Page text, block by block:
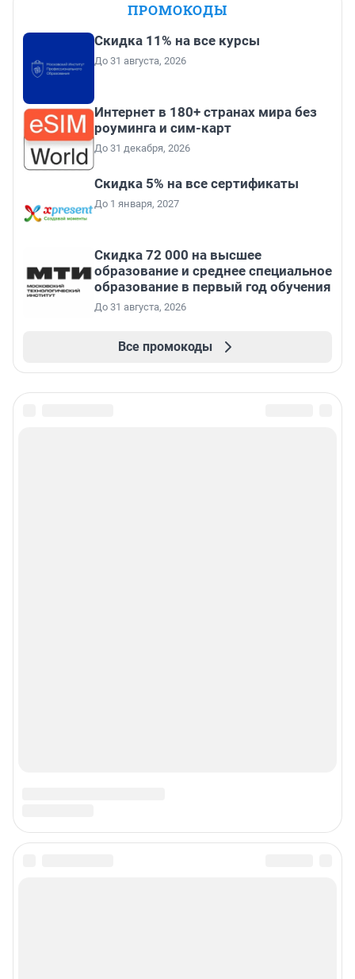
ПРОМОКОДЫ
Скидка 11% на все курсы
До 31 августа, 2026
Интернет в 180+ странах мира без
роуминга и сим-карт
До 31 декабря, 2026
Скидка 5% на все сертификаты
До 1 января, 2027
Скидка 72 000 на высшее
образование и среднее специальное
образование в первый год обучения
До 31 августа, 2026
Все промокоды